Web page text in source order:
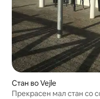
Стан во Vejle
Прекрасен мал стан со